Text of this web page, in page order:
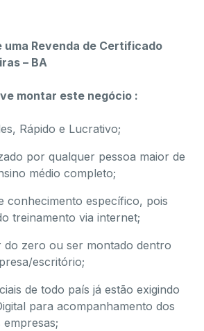
Revenda de Certificado
– BA
montar este negócio :
Rápido e Lucrativo;
por qualquer pessoa maior de
médio completo;
conhecimento específico, pois
treinamento via internet;
do zero ou ser montado dentro
escritório;
de todo país já estão exigindo
para acompanhamento dos